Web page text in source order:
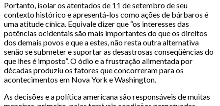
Portanto, isolar os atentados de 11 de setembro de seu
contexto histórico e apresentá-los como ações de bárbaros é
uma atitude cínica. Equivale dizer que “os interesses das
potências ocidentais são mais importantes do que os direitos
dos demais povos e que a estes, não resta outra alternativa
senão se submeter e suportar as desastrosas conseqüências do
que lhes é imposto”. O ódio e a frustração alimentada por
décadas produziu os fatores que concorreram para os
acontecimentos em Nova York e Washington.
As decisões e a política americana são responsáveis de muitas